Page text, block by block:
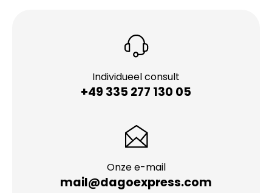
Individueel consult
+49 335 277 130 05
Onze e-mail
mail@dagoexpress.com